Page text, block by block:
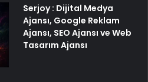
Serjoy : Dijital Medya
Ajansı, Google Reklam
Ajansı, SEO Ajansı ve Web
Tasarım Ajansı